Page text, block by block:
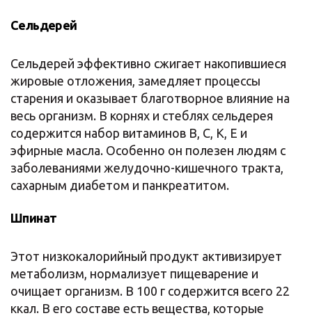
Сельдерей
Сельдерей эффективно сжигает накопившиеся
жировые отложения, замедляет процессы
старения и оказывает благотворное влияние на
весь организм. В корнях и стеблях сельдерея
содержится набор витаминов В, С, К, Е и
эфирные масла. Особенно он полезен людям с
заболеваниями желудочно-кишечного тракта,
сахарным диабетом и панкреатитом.
Шпинат
Этот низкокалорийный продукт активизирует
метаболизм, нормализует пищеварение и
очищает организм. В 100 г содержится всего 22
ккал. В его составе есть вещества, которые